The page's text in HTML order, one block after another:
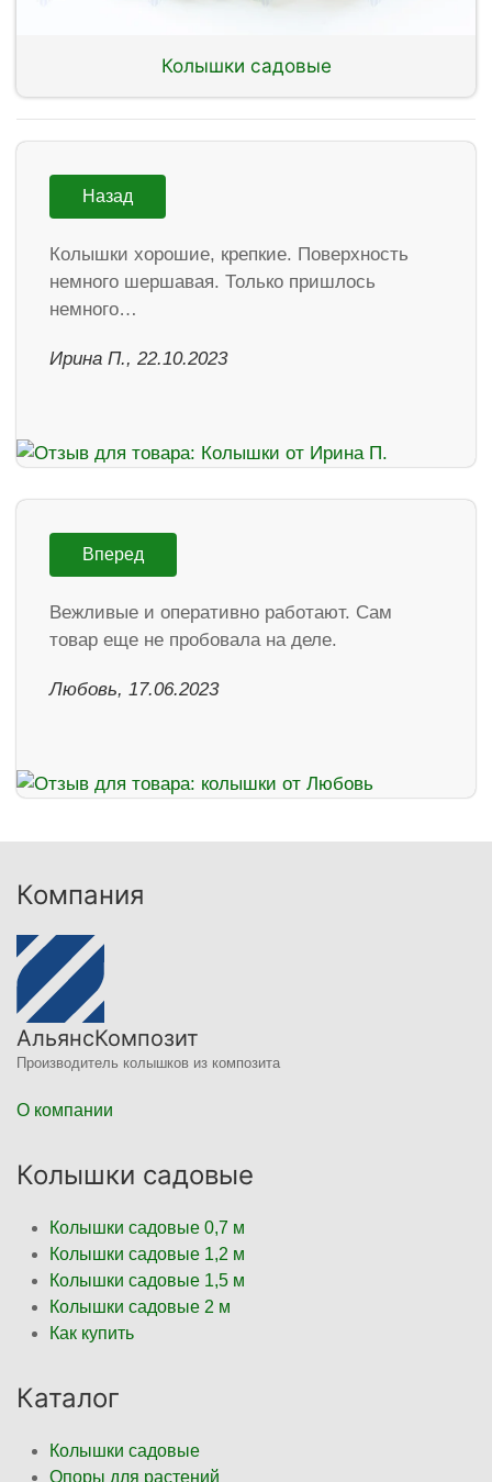
Колышки садовые
Назад
Колышки хорошие, крепкие. Поверхность
немного шершавая. Только пришлось
немного…
Ирина П., 22.10.2023
Вперед
Вежливые и оперативно работают. Сам
товар еще не пробовала на деле.
Любовь, 17.06.2023
Компания
АльянсКомпозит
Производитель колышков из композита
О компании
Колышки садовые
Колышки садовые 0,7 м
Колышки садовые 1,2 м
Колышки садовые 1,5 м
Колышки садовые 2 м
Как купить
Каталог
Колышки садовые
Опоры для растений